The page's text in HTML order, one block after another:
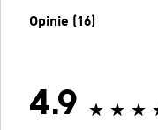
Opinie (16)
4.9